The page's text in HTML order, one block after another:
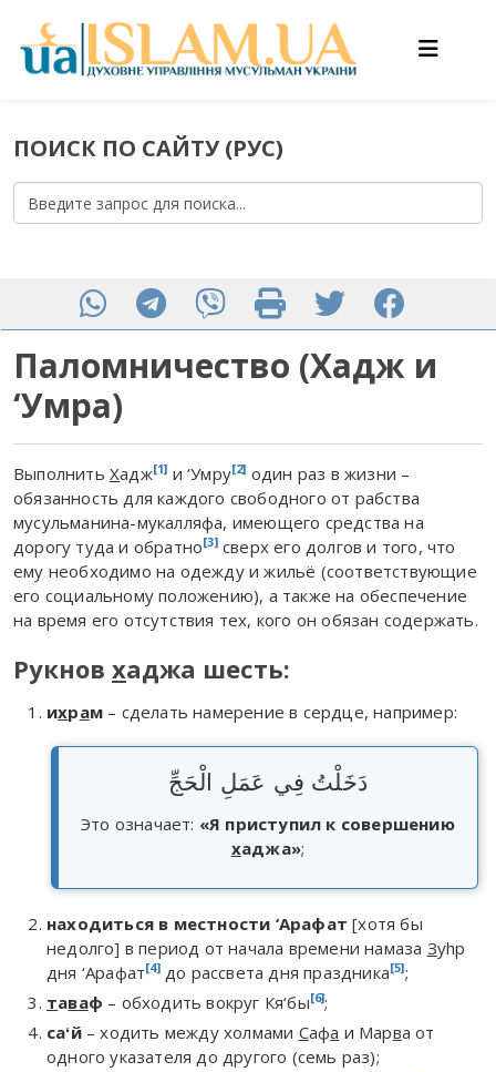
ПОИСК ПО САЙТУ (РУС)
Паломничество (Хадж и
‘Умра)
Выполнить Хадж[1] и ‘Умру[2] один раз в жизни –
обязанность для каждого свободного от рабства
мусульманина-мукалляфа, имеющего средства на
дорогу туда и обратно[3]сверх его долгов и того, что
ему необходимо на одежду и жильё (соответствующие
его социальному положению), а также на обеспечение
на время его отсутствия тех, кого он обязан содержать.
Рукнов хаджа шесть:
ихрам – сделать намерение в сердце, например:
دَخَلْتُ فِي عَمَلِ الْحَجِّ
Это означает: «Я приступил к совершению
хаджа»;
находиться в местности ‘Арафат [хотя бы
недолго] в период от начала времени намаза Зуhр
дня ‘Арафат[4]до рассвета дня праздника[5];
таваф – обходить вокруг Кя‘бы[6];
саʻй– ходить между холмами Сафа и Марва от
одного указателя до другого (семь раз);